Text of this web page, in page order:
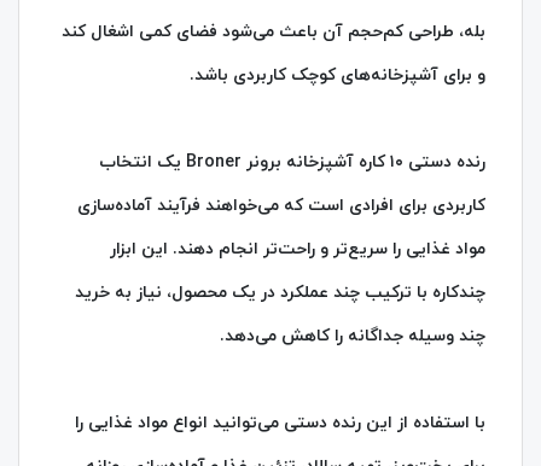
بله، طراحی کم‌حجم آن باعث می‌شود فضای کمی اشغال کند
و برای آشپزخانه‌های کوچک کاربردی باشد.
رنده دستی ۱۰ کاره آشپزخانه برونر Broner یک انتخاب
کاربردی برای افرادی است که می‌خواهند فرآیند آماده‌سازی
مواد غذایی را سریع‌تر و راحت‌تر انجام دهند. این ابزار
چندکاره با ترکیب چند عملکرد در یک محصول، نیاز به خرید
چند وسیله جداگانه را کاهش می‌دهد.
با استفاده از این رنده دستی می‌توانید انواع مواد غذایی را